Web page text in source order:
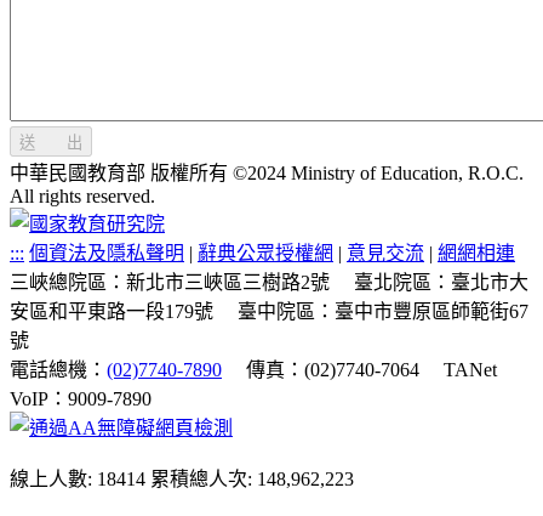
送 出
中華民國教育部 版權所有 ©2024 Ministry of Education, R.O.C.
All rights reserved.
::: 個資法及隱私聲明 | 辭典公眾授權網 | 意見交流 | 網網相連
三峽總院區：新北市三峽區三樹路2號
臺北院區：臺北市大
安區和平東路一段179號
臺中院區：臺中市豐原區師範街67
號
電話總機： (02)7740-7890 傳真：(02)7740-7064
TANet
VoIP：9009-7890
線上人數: 18414 累積總人次: 148,962,223